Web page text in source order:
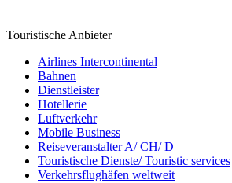
Touristische Anbieter
Airlines Intercontinental
Bahnen
Dienstleister
Hotellerie
Luftverkehr
Mobile Business
Reiseveranstalter A/ CH/ D
Touristische Dienste/ Touristic services
Verkehrsflughäfen weltweit